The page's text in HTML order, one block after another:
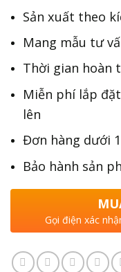
Sản xuất theo
Mang mẫu tư
Thời gian hoàn
Miễn phí lắp
lên
Đơn hàng dưới
Bảo hành sản
Gọi điện xác